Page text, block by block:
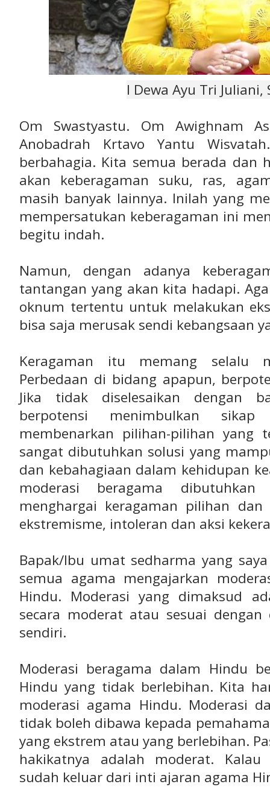
I Dewa Ayu Tri Juliani,
Om Swastyastu. Om Awighnam
Anobadrah Krtavo Yantu
berbahagia. Kita semua berada dan
akan keberagaman suku, ras,
masih banyak lainnya. Inilah yang
mempersatukan keberagaman ini
begitu indah.
Namun, dengan adanya
tantangan yang akan kita hadapi.
oknum tertentu untuk melakukan
bisa saja merusak sendi kebangsaan
Keragaman itu memang selalu
Perbedaan di bidang apapun,
Jika tidak diselesaikan dengan
berpotensi menimbulkan
membenarkan pilihan-pilihan yang
sangat dibutuhkan solusi yang
dan kebahagiaan dalam kehidupan
moderasi beragama
menghargai keragaman pilihan
ekstremisme, intoleran dan aksi
Bapak/Ibu umat sedharma yang
semua agama mengajarkan
Hindu. Moderasi yang dimaksud
secara moderat atau sesuai
sendiri.
Moderasi beragama dalam Hindu
Hindu yang tidak berlebihan. Kita
moderasi agama Hindu. Moderasi
tidak boleh dibawa kepada
yang ekstrem atau yang berlebihan.
hakikatnya adalah moderat.
sudah keluar dari inti ajaran agama